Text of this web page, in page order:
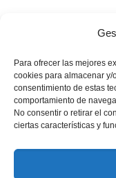
Para ofrecer las mejores
cookies para almacenar y/
consentimiento de estas
comportamiento de
No consentir o retirar el
ciertas características y
Comments are